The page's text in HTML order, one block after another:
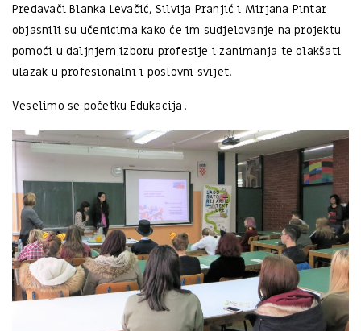
Predavači Blanka Levačić, Silvija Pranjić i Mirjana Pintar
objasnili su učenicima kako će im sudjelovanje na projektu
pomoći u daljnjem izboru profesije i zanimanja te olakšati
ulazak u profesionalni i poslovni svijet.
Veselimo se početku Edukacija!